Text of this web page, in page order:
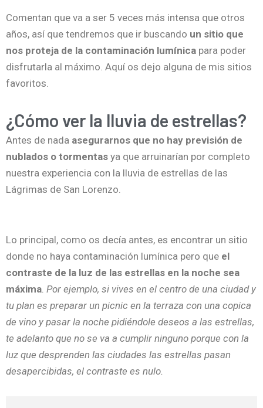
Comentan que va a ser 5 veces más intensa que otros
años, así que tendremos que ir buscando un sitio que
nos proteja de la contaminación lumínica para poder
disfrutarla al máximo. Aquí os dejo alguna de mis sitios
favoritos.
¿Cómo ver la lluvia de estrellas?
Antes de nada asegurarnos que no hay previsión de
nublados o tormentas ya que arruinarían por completo
nuestra experiencia con la lluvia de estrellas de las
Lágrimas de San Lorenzo.
Lo principal, como os decía antes, es encontrar un sitio
donde no haya contaminación lumínica pero que el
contraste de la luz de las estrellas en la noche sea
máxima Por ejemplo, si vives en el centro de una ciudad y
tu plan es preparar un picnic en la terraza con una copica
de vino y pasar la noche pidiéndole deseos a las estrellas,
te adelanto que no se va a cumplir ninguno porque con la
luz que desprenden las ciudades las estrellas pasan
desapercibidas, el contraste es nulo.